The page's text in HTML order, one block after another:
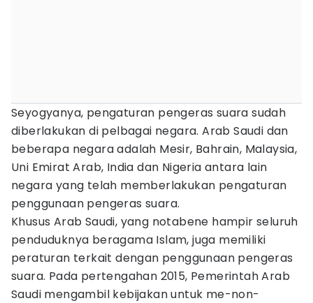
Seyogyanya, pengaturan pengeras suara sudah
diberlakukan di pelbagai negara. Arab Saudi dan
beberapa negara adalah Mesir, Bahrain, Malaysia,
Uni Emirat Arab, India dan Nigeria antara lain
negara yang telah memberlakukan pengaturan
penggunaan pengeras suara.
Khusus Arab Saudi, yang notabene hampir seluruh
penduduknya beragama Islam, juga memiliki
peraturan terkait dengan penggunaan pengeras
suara. Pada pertengahan 2015, Pemerintah Arab
Saudi mengambil kebijakan untuk me-non-